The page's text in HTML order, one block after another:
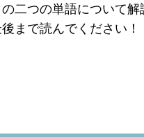
二つの単語について
まで読んでください！